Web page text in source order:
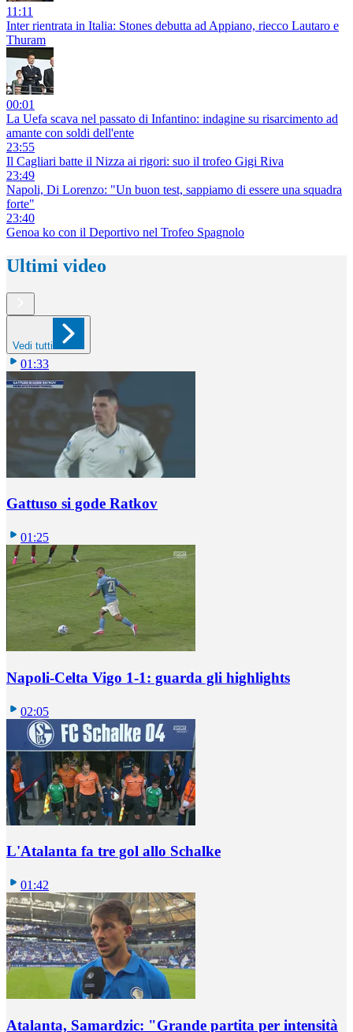
11:11
Inter rientrata in Italia: Stones debutta ad Appiano, riecco Lautaro e
Thuram
00:01
La Uefa scava nel passato di Infantino: indagine su risarcimento ad
amante con soldi dell'ente
23:55
Il Cagliari batte il Nizza ai rigori: suo il trofeo Gigi Riva
23:49
Napoli, Di Lorenzo: "Un buon test, sappiamo di essere una squadra
forte"
23:40
Genoa ko con il Deportivo nel Trofeo Spagnolo
Ultimi video
Vedi tutti
01:33
Gattuso si gode Ratkov
01:25
Napoli-Celta Vigo 1-1: guarda gli highlights
02:05
L'Atalanta fa tre gol allo Schalke
01:42
Atalanta, Samardzic: "Grande partita per intensità